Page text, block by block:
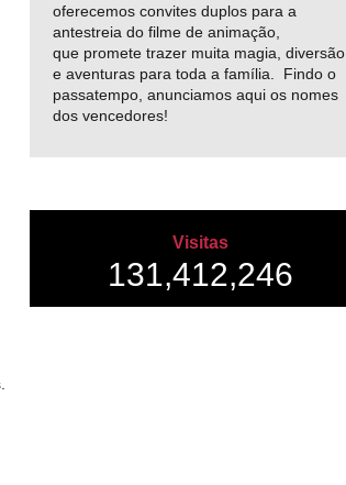
oferecemos convites duplos para a
antestreia do filme de animação,
que promete trazer muita magia, diversão
e aventuras para toda a família. Findo o
passatempo, anunciamos aqui os nomes
dos vencedores!
Visitas
131,412,246